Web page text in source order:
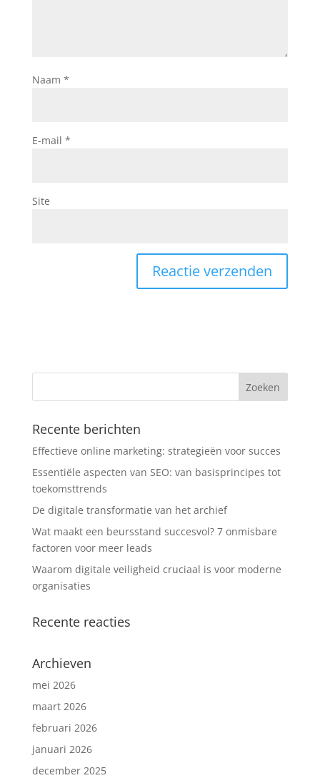
Naam *
E-mail *
Site
Recente berichten
Effectieve online marketing: strategieën voor succes
Essentiële aspecten van SEO: van basisprincipes tot
toekomsttrends
De digitale transformatie van het archief
Wat maakt een beursstand succesvol? 7 onmisbare
factoren voor meer leads
Waarom digitale veiligheid cruciaal is voor moderne
organisaties
Recente reacties
Archieven
mei 2026
maart 2026
februari 2026
januari 2026
december 2025